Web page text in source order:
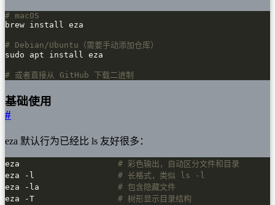
# macOS
# Debian/Ubuntu（需要手动添加仓库）
# 或者直接从 GitHub 下载二进制
基础使用
#
eza 默认行为已经比 ls 友好很多：
eza # 彩色输出，自动区分文件和目录
eza -l # 长格式，类似 ls -l
eza -la # 包含隐藏文件
eza -T # 树形显示目录结构